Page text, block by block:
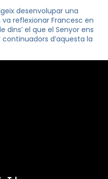
desenvolupar una
reflexionar Francesc en
dins’ el que el Senyor ens
d’aquesta la